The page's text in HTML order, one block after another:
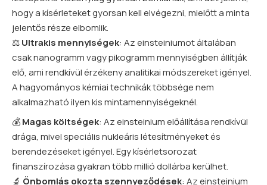
hogy a kísérleteket gyorsan kell elvégezni, mielőtt a minta
jelentős része elbomlik.
⚖️Ultrakis mennyiségek: Az einsteiniumot általában
csak nanogramm vagy pikogramm mennyiségben állítják
elő, ami rendkívül érzékeny analitikai módszereket igényel.
A hagyományos kémiai technikák többsége nem
alkalmazható ilyen kis mintamennyiségeknél.
💰Magas költségek: Az einsteinium előállítása rendkívül
drága, mivel speciális nukleáris létesítményeket és
berendezéseket igényel. Egy kísérletsorozat
finanszírozása gyakran több millió dollárba kerülhet.
🔬 Önbomlás okozta szennyeződések: Az einsteinium